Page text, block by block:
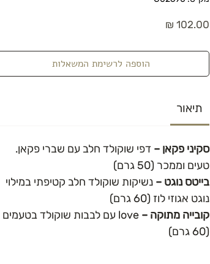
הוספה לרשימת המשאלות
תיאור
סקיני פקאן – דפי שוקולד חלב עם שברי פקאן.
טעים וממכר (50 גרם)
בייטס נוגט – נשיקות שוקולד חלב קטיפתי במילוי
נוגט אגוזי לוז (60 גרם)
קובייה מתוקה –
love עם לבבות שוקולד בטעמים
(60 גרם)